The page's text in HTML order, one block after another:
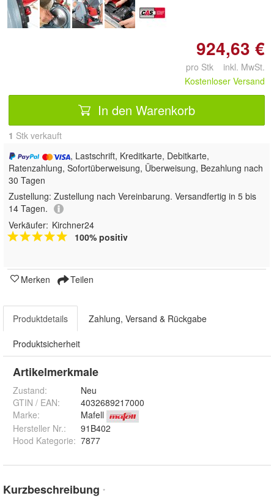
924,63 €
pro Stk inkl. MwSt.
Kostenloser Versand
In den Warenkorb
1 Stk verkauft
, Lastschrift, Kreditkarte, Debitkarte,
Ratenzahlung, Sofortüberweisung, Überweisung, Bezahlung nach
30 Tagen
Zustellung: Zustellung nach Vereinbarung. Versandfertig in 5 bis
14 Tagen.
Verkäufer: Kirchner24
100% positiv
Merken Teilen
Produktdetails Zahlung, Versand & Rückgabe
Produktsicherheit
Artikelmerkmale
Zustand:
Neu
GTIN / EAN:
4032689217000
Marke:
Mafell
Hersteller Nr.:
91B402
Hood Kategorie: 7877
Kurzbeschreibung *